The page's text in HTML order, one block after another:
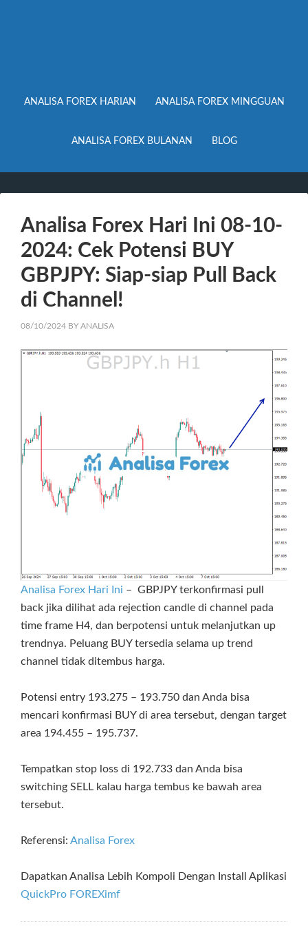
ANALISA FOREX HARIAN ANALISA FOREX MINGGUAN
ANALISA FOREX BULANAN BLOG
Analisa Forex Hari Ini 08-10-
2024: Cek Potensi BUY
GBPJPY: Siap-siap Pull Back
di Channel!
08/10/2024 BY ANALISA
Analisa Forex Hari Ini – GBPJPY terkonfirmasi pull
back jika dilihat ada rejection candle di channel pada
time frame H4, dan berpotensi untuk melanjutkan up
trendnya. Peluang BUY tersedia selama up trend
channel tidak ditembus harga.
Potensi entry 193.275 – 193.750 dan Anda bisa
mencari konfirmasi BUY di area tersebut, dengan target
area 194.455 – 195.737.
Tempatkan stop loss di 192.733 dan Anda bisa
switching SELL kalau harga tembus ke bawah area
tersebut.
Referensi: Analisa Forex
Dapatkan Analisa Lebih Kompoli Dengan Install Aplikasi
QuickPro FOREXimf